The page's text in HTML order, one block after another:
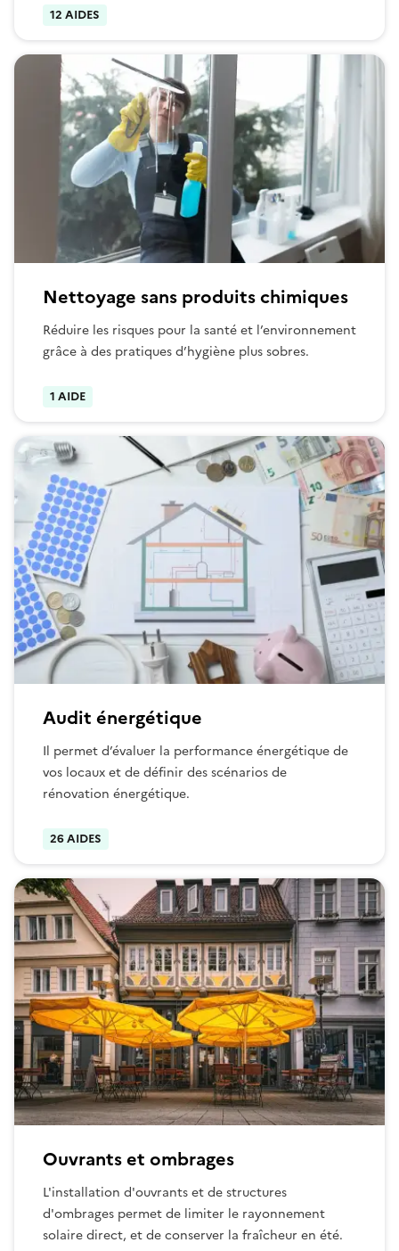
12 AIDES
Nettoyage sans produits chimiques
Réduire les risques pour la santé et l’environnement
grâce à des pratiques d’hygiène plus sobres.
1 AIDE
Audit énergétique
Il permet d’évaluer la performance énergétique de
vos locaux et de définir des scénarios de
rénovation énergétique.
26 AIDES
Ouvrants et ombrages
L'installation d'ouvrants et de structures
d'ombrages permet de limiter le rayonnement
solaire direct, et de conserver la fraîcheur en été.